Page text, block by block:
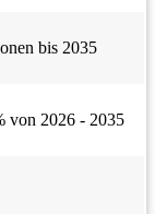
bis 2035
von 2026 - 2035